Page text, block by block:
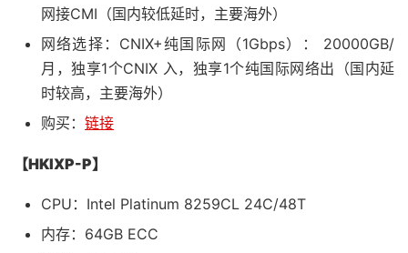
网接CMI（国内较低延时，主要海外）
网络选择：CNIX+纯国际网（1Gbps）： 20000GB/
月，独享1个CNIX 入，独享1个纯国际网络出（国内延
时较高，主要海外）
购买： 链接
【HKIXP-P】
CPU：Intel Platinum 8259CL 24C/48T
内存：64GB ECC